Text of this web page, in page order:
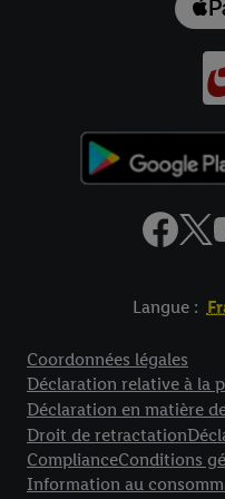
Langue :
Coordonnées légales
Déclaration relative à la
Déclaration en matière
Droit de retractation
ComplianceConditions
Information au
individuelles et trouver de
En cliquant sur « Refuser »,
l’utilisation des
finalités susmentionnées.
informations sur la durée
pour l’avenir dans notre